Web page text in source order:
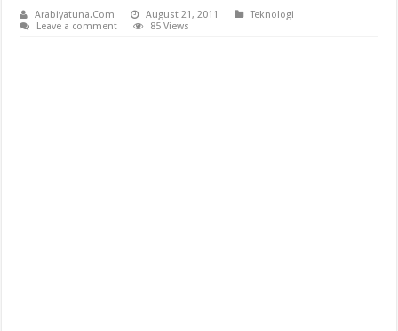
Arabiyatuna.Com August 21, 2011
Teknologi
Leave a comment
85 Views